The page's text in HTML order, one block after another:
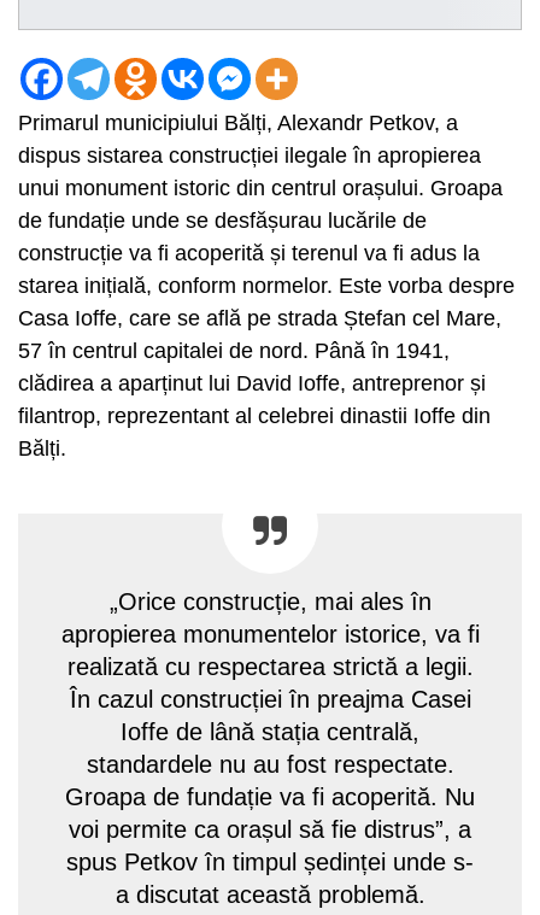
Primarul municipiului Bălți, Alexandr Petkov, a
dispus sistarea construcției ilegale în apropierea
unui monument istoric din centrul orașului. Groapa
de fundație unde se desfășurau lucările de
construcție va fi acoperită și terenul va fi adus la
starea inițială, conform normelor. Este vorba despre
Casa Ioffe, care se află pe strada Ștefan cel Mare,
57 în centrul capitalei de nord. Până în 1941,
clădirea a aparținut lui David Ioffe, antreprenor și
filantrop, reprezentant al celebrei dinastii Ioffe din
Bălți.
„Orice construcție, mai ales în
apropierea monumentelor istorice, va fi
realizată cu respectarea strictă a legii.
În cazul construcției în preajma Casei
Ioffe de lână stația centrală,
standardele nu au fost respectate.
Groapa de fundație va fi acoperită. Nu
voi permite ca orașul să fie distrus”, a
spus Petkov în timpul ședinței unde s-
a discutat această problemă.